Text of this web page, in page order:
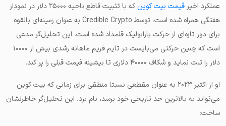
عملکرد اخیرقیمت بیت کوین
که با تثبیت قاطع ناحیه ۲۵۰۰۰ دلار در نمودار
هفتگی همراه شده است، توسط Credible Crypto به عنوان زمینه‌ای بالقوه
برای دور تازه‌ای از حرکت پارابولیک قلمداد شده است. این تحلیل‌گر مدعی
است که چنین حرکتی می‌بایست در تایم فریم ماهانه رشدی بیش از ۱۰۰۰۰
دلار را ثبت نماید و شکاف ۴۰۰۰۰ دلاری تا بیشینه قیمت قبلی را پر کند.
او از اکتبر ۲۰۲۳ به عنوان مقطعی نسبتا منطقی برای زمانی که بیت کوین
می‌تواند به بالاترین حد تاریخی خود برسد، نام برد. این تحلیل‌گر خاطرنشان
ساخت: